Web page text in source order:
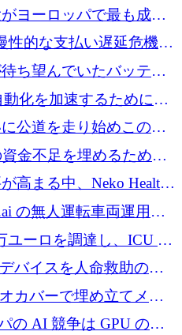
根を張る
ヨーロッパで最も成功
、アントラー氏が発見
性的な支払い遅延危機に
ポンドを調達
ち望んでいたバッテリ
構築している
化を加速するためにシ
ルを確保
公道を走り始めこの国
としている
金不足を埋めるために
ロを調達
高まる中、Neko Health
の無人運転車両運用を
ユーロを調達し、ICU の
化するための MDR 認
バイスを人命救助の救
めに 16 万 2,000 ユーロ
カバーで埋め立てメタ
調達
の AI 競争は GPU の所